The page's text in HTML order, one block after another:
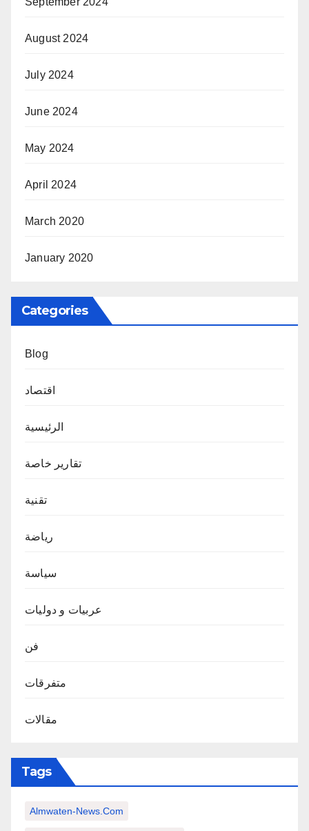
August 2024
July 2024
June 2024
May 2024
April 2024
March 2020
January 2020
Categories
Blog
اقتصاد
الرئيسية
تقارير خاصة
تقنية
رياضة
سياسة
عربيات و دوليات
فن
متفرقات
مقالات
Tags
Almwaten-News.com